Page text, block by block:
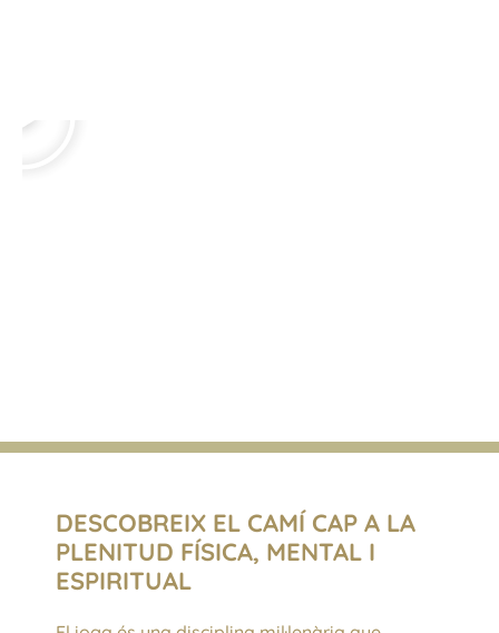
DESCOBREIX EL CAMÍ CAP A LA
PLENITUD FÍSICA, MENTAL I
ESPIRITUAL